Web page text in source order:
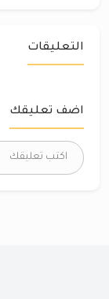
التعليقات
اضف تعليقك